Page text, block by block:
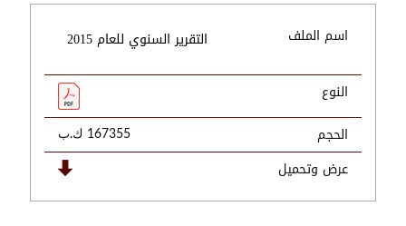
اسم الملف التقرير السنوي للعام 2015
النوع
الحجم
167355 ك.ب
عرض وتحميل